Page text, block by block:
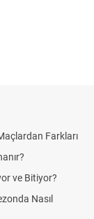
Farkları
ve Bitiyor?
Nasıl